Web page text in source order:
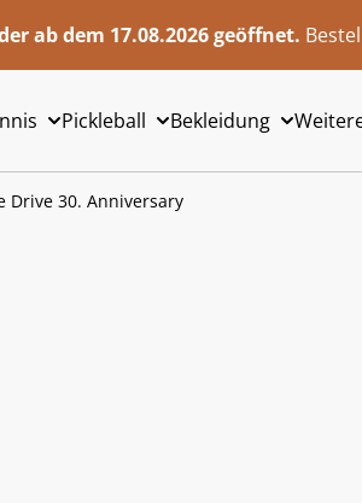
ab dem 17.08.2026 geöffnet.
Pickleball Bekleidung
Drive 30. Anniversary